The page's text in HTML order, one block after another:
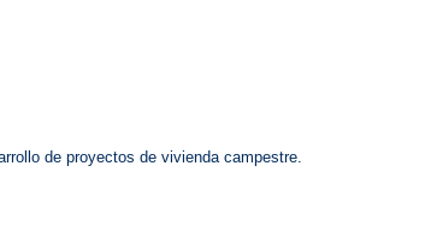
de proyectos de vivienda campestre.